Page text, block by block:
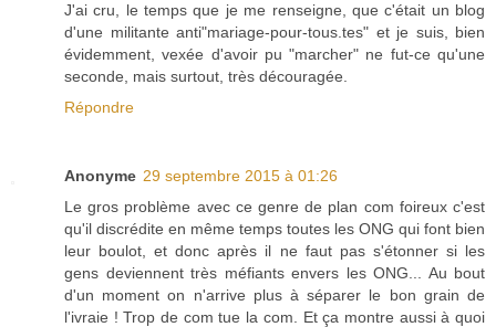
J'ai cru, le temps que je me renseigne, que c'était un blog
d'une militante anti"mariage-pour-tous.tes" et je suis, bien
évidemment, vexée d'avoir pu "marcher" ne fut-ce qu'une
seconde, mais surtout, très découragée.
Répondre
Anonyme 29 septembre 2015 à 01:26
Le gros problème avec ce genre de plan com foireux c'est
qu'il discrédite en même temps toutes les ONG qui font bien
leur boulot, et donc après il ne faut pas s'étonner si les
gens deviennent très méfiants envers les ONG... Au bout
d'un moment on n'arrive plus à séparer le bon grain de
l'ivraie ! Trop de com tue la com. Et ça montre aussi à quoi